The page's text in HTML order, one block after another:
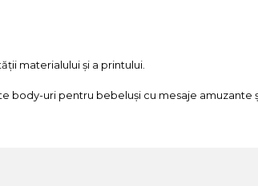
materialului și a printului.
body-uri pentru bebeluși cu mesaje amuzante